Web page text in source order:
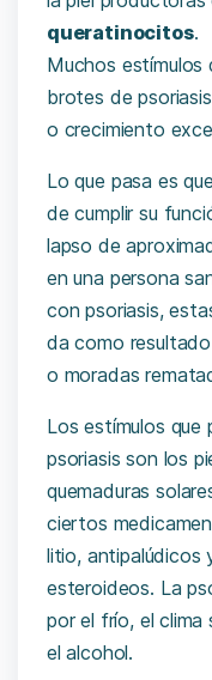
queratinocitos.
Muchos
brotes de
o crecimiento
Lo que pasa es
de cumplir su
lapso de
en una persona
con psoriasis,
da como
o moradas
Los estímulos
psoriasis son los
quemaduras
ciertos
litio, antipalúdicos
esteroideos. La
por el frío, el clima
el alcohol.